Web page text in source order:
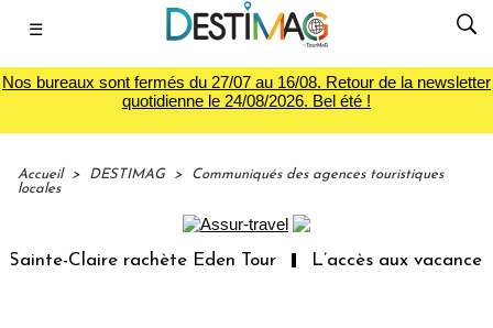
☰
Nos bureaux sont fermés du 27/07 au 16/08. Retour de la newsletter
quotidienne le 24/08/2026. Bel été !
Accueil > DESTIMAG >
Communiqués des agences touristiques
locales
Claire rachète Eden Tour L’accès aux vacances